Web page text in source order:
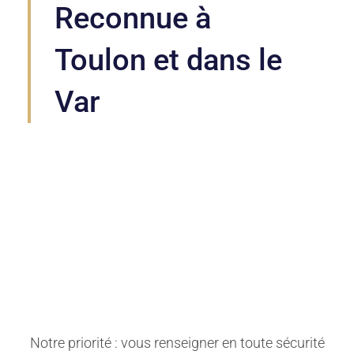
Reconnue à
Toulon et dans le
Var
Notre priorité : vous renseigner en toute sécurité